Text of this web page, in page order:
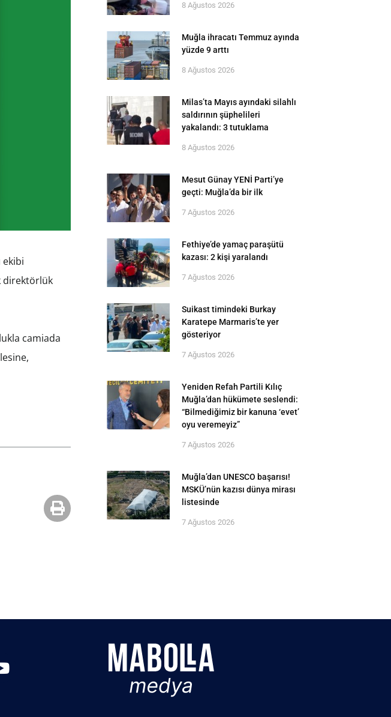
ekibi
direktörlük
camiada
8 Ağustos 2026
Muğla ihracatı Temmuz ayında
yüzde 9 arttı
8 Ağustos 2026
Milas’ta Mayıs ayındaki silahlı
saldırının şüphelileri
yakalandı: 3 tutuklama
8 Ağustos 2026
Mesut Günay YENİ Parti’ye
geçti: Muğla’da bir ilk
7 Ağustos 2026
Fethiye’de yamaç paraşütü
kazası: 2 kişi yaralandı
7 Ağustos 2026
Suikast timindeki Burkay
Karatepe Marmaris’te yer
gösteriyor
7 Ağustos 2026
Yeniden Refah Partili Kılıç
Muğla’dan hükümete seslendi:
“Bilmediğimiz bir kanuna ‘evet’
oyu veremeyiz”
7 Ağustos 2026
Muğla’dan UNESCO başarısı!
MSKÜ’nün kazısı dünya mirası
listesinde
7 Ağustos 2026